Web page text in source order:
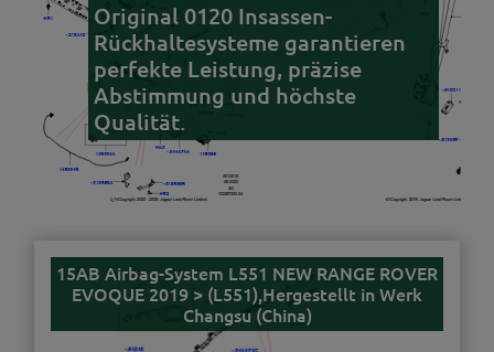
Original 0120 Insassen-
Rückhaltesysteme garantieren
perfekte Leistung, präzise
Abstimmung und höchste
Qualität.
15AB Airbag-System L551 NEW RANGE ROVER
EVOQUE 2019 > (L551),Hergestellt in Werk
Changsu (China)